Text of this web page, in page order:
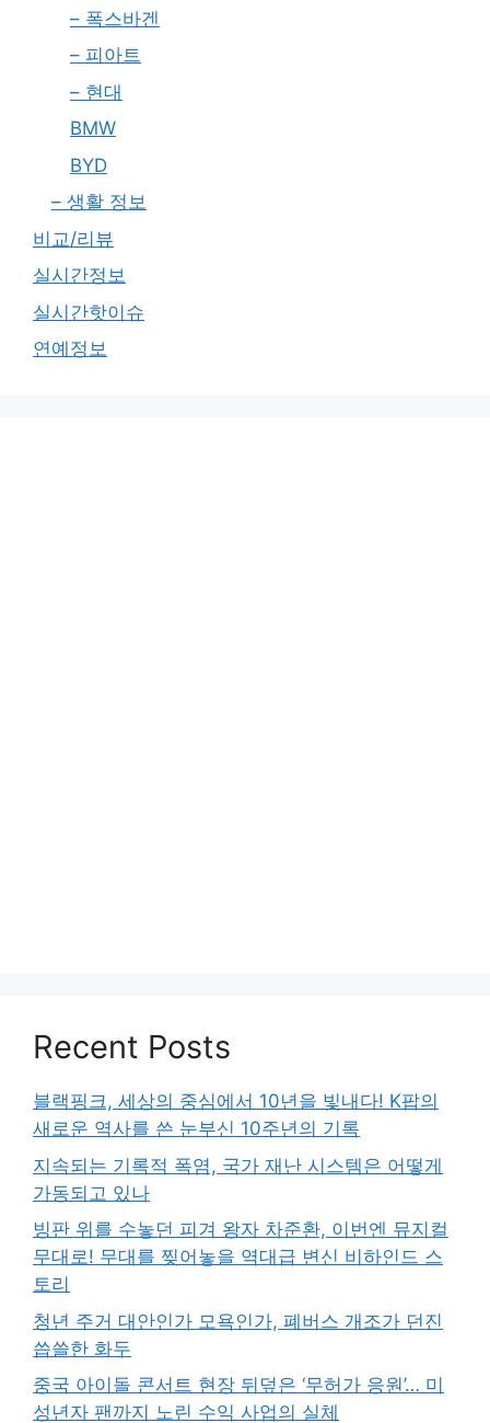
– 폭스바겐
– 피아트
– 현대
BMW
BYD
– 생활 정보
비교/리뷰
실시간정보
실시간핫이슈
연예정보
Recent Posts
블랙핑크, 세상의 중심에서 10년을 빛내다! K팝의
새로운 역사를 쓴 눈부신 10주년의 기록
지속되는 기록적 폭염, 국가 재난 시스템은 어떻게
가동되고 있나
빙판 위를 수놓던 피겨 왕자 차준환, 이번엔 뮤지컬
무대로! 무대를 찢어놓을 역대급 변신 비하인드 스
토리
청년 주거 대안인가 모욕인가, 폐버스 개조가 던진
씁쓸한 화두
중국 아이돌 콘서트 현장 뒤덮은 ‘무허가 응원’… 미
성년자 팬까지 노린 수익 사업의 실체